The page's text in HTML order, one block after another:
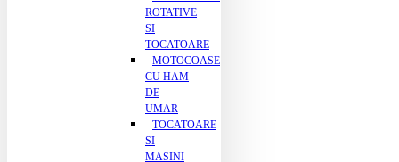
ROTATIVE
SI
TOCATOARE
MOTOCOASE
CU HAM
DE
UMAR
TOCATOARE
SI
MASINI